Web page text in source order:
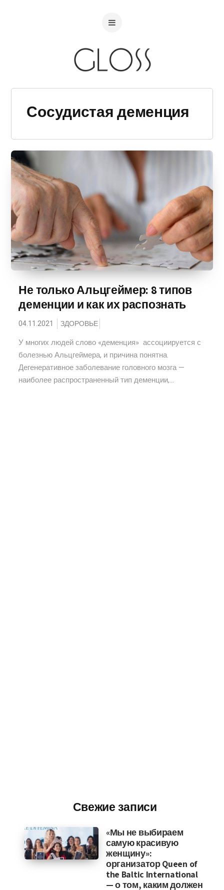
Сосудистая деменция
Не только Альцгеймер: 8 типов
деменции и как их распознать
04.11.2021 ЗДОРОВЬЕ
У многих людей слово «деменция» ассоциируется с
болезнью Альцгеймера, и причина понятна.
Дегенеративное заболевание головного мозга —
наиболее распространенный тип деменции,...
Свежие записи
«Мы не выбираем
самую красивую
женщину»:
организатор Queen of
the Baltic International
— о том, каким должен